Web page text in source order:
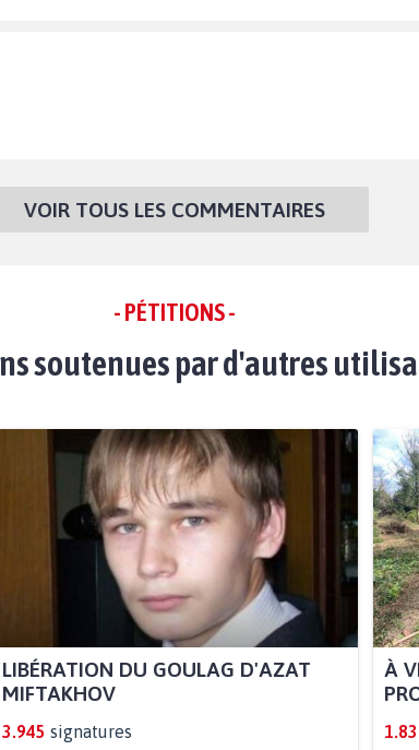
VOIR TOUS LES COMMENTAIRES
- PÉTITIONS -
soutenues par d'autres
LIBÉRATION DU GOULAG D'AZAT
MIFTAKHOV
3.945 signatures
À